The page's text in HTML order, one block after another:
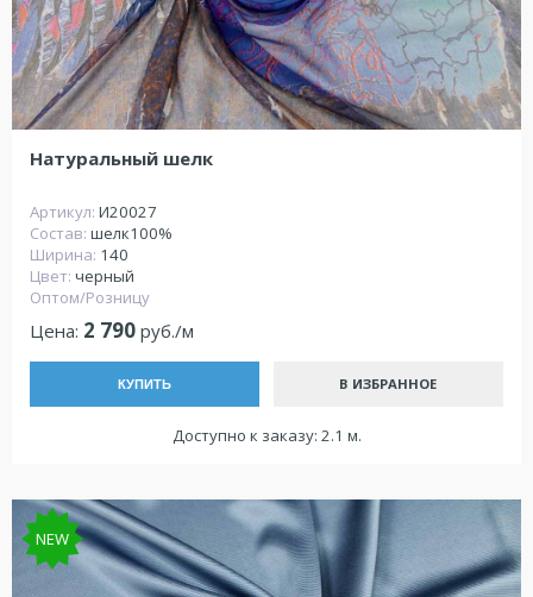
Натуральный шелк
Артикул: И20027
Состав: шелк100%
Ширина: 140
Цвет: черный
Оптом/Розницу
Цена: 2 790 руб./м
КУПИТЬ В ИЗБРАННОЕ
Доступно к заказу: 2.1 м.
NEW